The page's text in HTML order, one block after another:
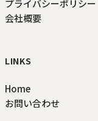
プライバシーポリシー
会社概要
LINKS
Home
お問い合わせ